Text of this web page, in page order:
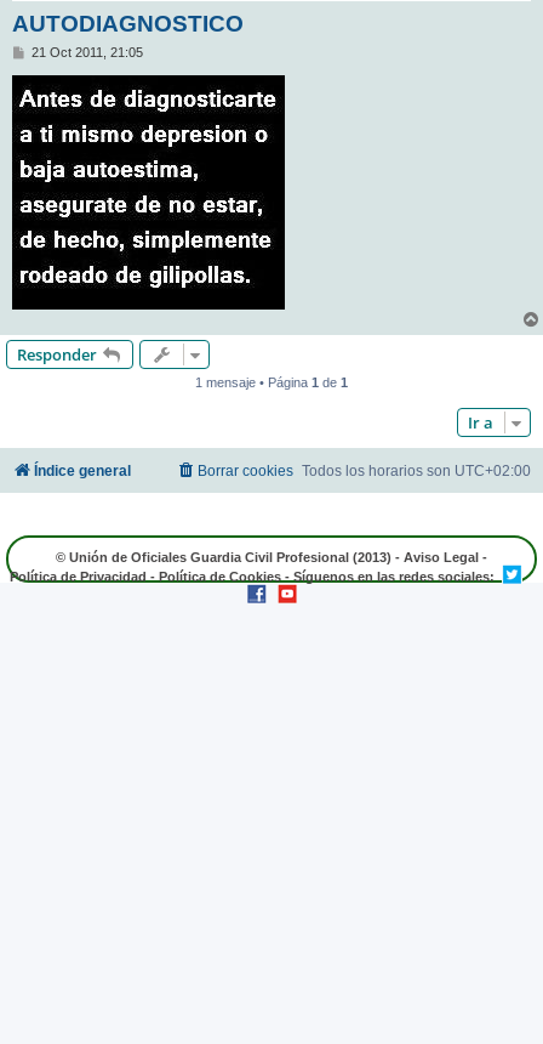
AUTODIAGNOSTICO
M
n
s
a
j
e
21 Oct 2011, 21:05
Responder
1 mensaje • Página 1 de 1
Ir a
Índice general Todos los horarios son UTC+02:00
Borrar cookies
© Unión de Oficiales Guardia Civil Profesional (2013) - Aviso Legal -
Política de Privacidad - Política de Cookies - Síguenos en las redes sociales: